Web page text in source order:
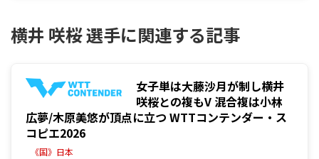
横井 咲桜 選手に関連する記事
女子単は大藤沙月が制し横井
咲桜との複もV 混合複は小林
広夢/木原美悠が頂点に立つ WTTコンテンダー・ス
コピエ2026
《国》日本